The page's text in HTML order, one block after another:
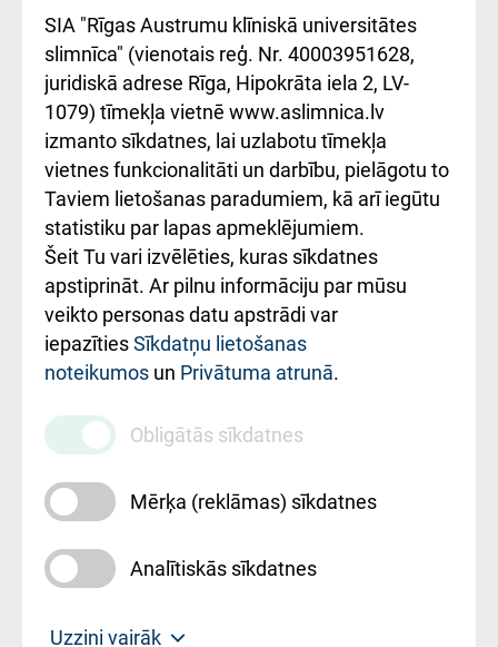
atsauksmju/sūdzību
iesniegšanas
kārtība
Kā pie mums nokļūt
Rēķinu apmaksas
ceļvedis
Rekvizīti un
ārstniecības
iestādes kods
010000234
Maksas
pakalpojumu
cenrādis
Підтримка Східної
лікарні та співпраця з
Україною
SIA "Rīgas Austrumu klīniskā universitātes
slimnīca" (vienotais reģ. Nr. 40003951628,
juridiskā adrese Rīga, Hipokrāta iela 2, LV-
1079) tīmekļa vietnē www.aslimnica.lv
izmanto sīkdatnes, lai uzlabotu tīmekļa
vietnes funkcionalitāti un darbību, pielāgotu to
Taviem lietošanas paradumiem, kā arī iegūtu
statistiku par lapas apmeklējumiem.
Šeit Tu vari izvēlēties, kuras sīkdatnes
apstiprināt. Ar pilnu informāciju par mūsu
veikto personas datu apstrādi var
iepazītiesSīkdatņu lietošanas
noteikumos un Privātuma atrunā.
Obligātās sīkdatnes
Mērķa (reklāmas) sīkdatnes
Analītiskās sīkdatnes
Uzzini vairāk